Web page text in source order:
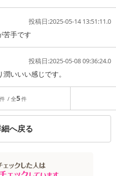
投稿日:2025-05-14 13:51:11.0
苦手です
投稿日:2025-05-08 09:36:24.0
いいい感じです。
5
へ戻る